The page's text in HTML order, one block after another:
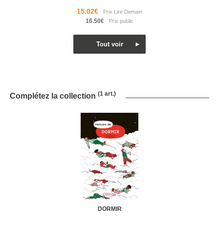
15.02€
16.50€
Complétez la collection (1 art.)
DORMIR